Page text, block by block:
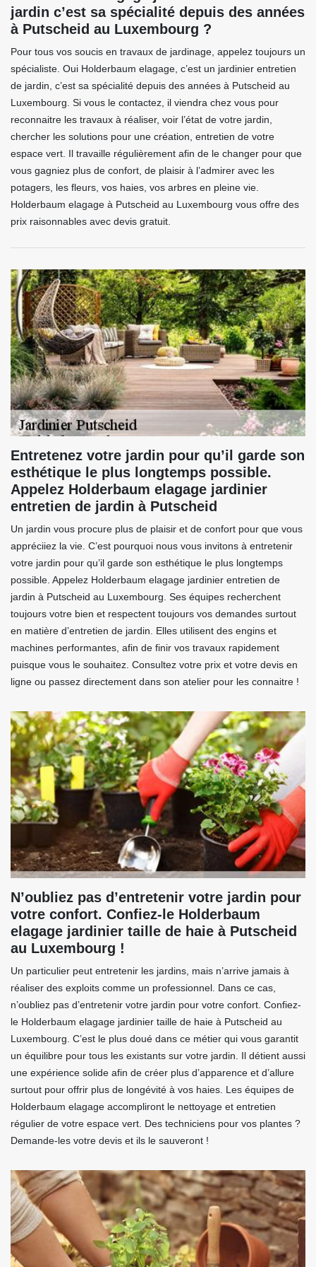
jardin c’est sa spécialité depuis des années
à Putscheid au Luxembourg ?
Pour tous vos soucis en travaux de jardinage, appelez toujours un
spécialiste. Oui Holderbaum elagage, c’est un jardinier entretien
de jardin, c’est sa spécialité depuis des années à Putscheid au
Luxembourg. Si vous le contactez, il viendra chez vous pour
reconnaitre les travaux à réaliser, voir l’état de votre jardin,
chercher les solutions pour une création, entretien de votre
espace vert. Il travaille régulièrement afin de le changer pour que
vous gagniez plus de confort, de plaisir à l’admirer avec les
potagers, les fleurs, vos haies, vos arbres en pleine vie.
Holderbaum elagage à Putscheid au Luxembourg vous offre des
prix raisonnables avec devis gratuit.
Entretenez votre jardin pour qu’il garde son
esthétique le plus longtemps possible.
Appelez Holderbaum elagage jardinier
entretien de jardin à Putscheid
Un jardin vous procure plus de plaisir et de confort pour que vous
appréciiez la vie. C’est pourquoi nous vous invitons à entretenir
votre jardin pour qu’il garde son esthétique le plus longtemps
possible. Appelez Holderbaum elagage jardinier entretien de
jardin à Putscheid au Luxembourg. Ses équipes recherchent
toujours votre bien et respectent toujours vos demandes surtout
en matière d’entretien de jardin. Elles utilisent des engins et
machines performantes, afin de finir vos travaux rapidement
puisque vous le souhaitez. Consultez votre prix et votre devis en
ligne ou passez directement dans son atelier pour les connaitre !
N’oubliez pas d’entretenir votre jardin pour
votre confort. Confiez-le Holderbaum
elagage jardinier taille de haie à Putscheid
au Luxembourg !
Un particulier peut entretenir les jardins, mais n’arrive jamais à
réaliser des exploits comme un professionnel. Dans ce cas,
n’oubliez pas d’entretenir votre jardin pour votre confort. Confiez-
le Holderbaum elagage jardinier taille de haie à Putscheid au
Luxembourg. C’est le plus doué dans ce métier qui vous garantit
un équilibre pour tous les existants sur votre jardin. Il détient aussi
une expérience solide afin de créer plus d’apparence et d’allure
surtout pour offrir plus de longévité à vos haies. Les équipes de
Holderbaum elagage accompliront le nettoyage et entretien
régulier de votre espace vert. Des techniciens pour vos plantes ?
Demande-les votre devis et ils le sauveront !